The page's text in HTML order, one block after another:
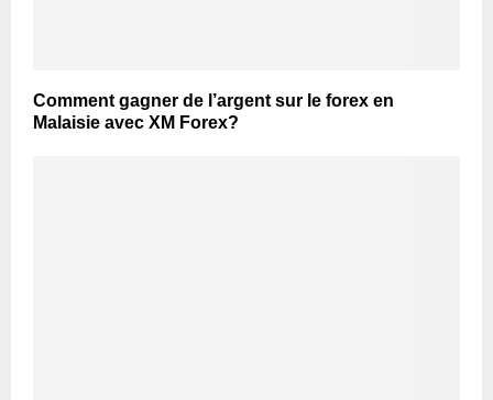
Comment gagner de l’argent sur le forex en
Malaisie avec XM Forex?